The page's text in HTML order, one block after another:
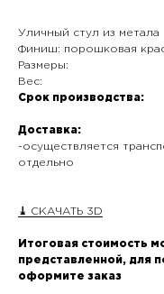
Уличный стул из метала
Финиш: порошковая
Размеры:
Вес:
Срок производства:
Доставка:
-осуществляется
отдельно
⤓ СКАЧАТЬ 3D
Итоговая стоимость
представленной, для
оформите заказ